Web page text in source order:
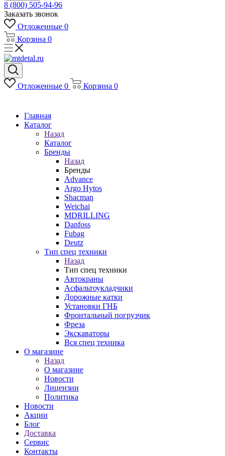
8 (800) 505-94-96
Заказать звонок
Отложенные 0
Корзина 0
Отложенные 0 Корзина 0
Главная
Каталог
Назад
Каталог
Бренды
Назад
Бренды
Advance
Argo Hytos
Shacman
Weichai
MDRILLING
Danfoss
Fubag
Deutz
Тип спец техники
Назад
Тип спец техники
Автокраны
Асфальтоукладчики
Дорожные катки
Установки ГНБ
Фронтальный погрузчик
Фреза
Экскаваторы
Вся спец техника
О магазине
Назад
О магазине
Новости
Лицензии
Политика
Новости
Акции
Блог
Доставка
Сервис
Контакты